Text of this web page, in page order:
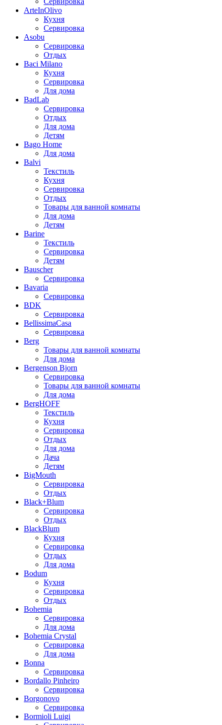
ArteInOlivo
Кухня
Сервировка
Asobu
Сервировка
Отдых
Baci Milano
Кухня
Сервировка
Для дома
BadLab
Сервировка
Отдых
Для дома
Детям
Bago Home
Для дома
Balvi
Текстиль
Кухня
Сервировка
Отдых
Товары для ванной комнаты
Для дома
Детям
Barine
Текстиль
Сервировка
Детям
Bauscher
Сервировка
Bavaria
Сервировка
BDK
Сервировка
BellissimaCasa
Сервировка
Berg
Товары для ванной комнаты
Для дома
Bergenson Bjorn
Сервировка
Товары для ванной комнаты
Для дома
BergHOFF
Текстиль
Кухня
Сервировка
Отдых
Для дома
Дача
Детям
BigMouth
Сервировка
Отдых
Black+Blum
Сервировка
Отдых
BlackBlum
Кухня
Сервировка
Отдых
Для дома
Bodum
Кухня
Сервировка
Отдых
Bohemia
Сервировка
Для дома
Bohemia Crystal
Сервировка
Для дома
Bonna
Сервировка
Bordallo Pinheiro
Сервировка
Borgonovo
Сервировка
Bormioli Luigi